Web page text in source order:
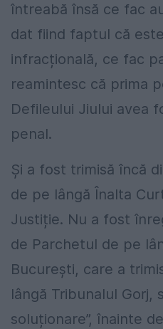
întreabă însă ce fac
dat fiind faptul că
infracțională, ce fac
reamintesc că prima
Defileului Jiului avea
penal.
Și a fost trimisă încă
de pe lângă Înalta
Justiție. Nu a fost
de Parchetul de pe
București, care a
lângă Tribunalul Gorj,
soluționare”, înainte de